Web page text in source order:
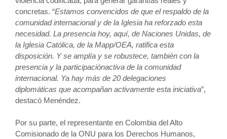
concretas. “Estamos convencidos de que el respaldo de la
comunidad internacional y de la Iglesia ha reforzado esta
necesidad. La presencia hoy, aquí, de Naciones Unidas, de
la Iglesia Católica, de la Mapp/OEA, ratifica esta
disposición. Y se amplía y se robustece, también con la
presencia y la participaciónactiva de la comunidad
internacional. Ya hay más de 20 delegaciones
diplomáticas que acompañan activamente esta iniciativa”,
destacó Menéndez.
Por su parte, el representante en Colombia del Alto
Comisionado de la ONU para los Derechos Humanos,